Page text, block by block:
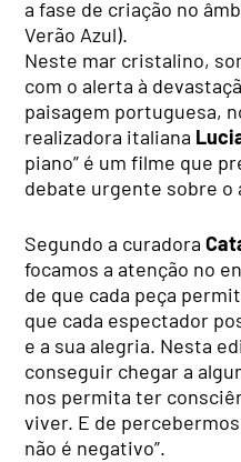
a fase de criação no
Verão Azul).
Neste mar cristalino,
com o alerta à
paisagem portuguesa,
realizadora italiana
piano” é um filme que
debate urgente sobre o
Segundo a curadora
focamos a atenção no
de que cada peça
que cada espectador
e a sua alegria. Nesta
conseguir chegar a
nos permita ter
viver. E de
não é negativo”.